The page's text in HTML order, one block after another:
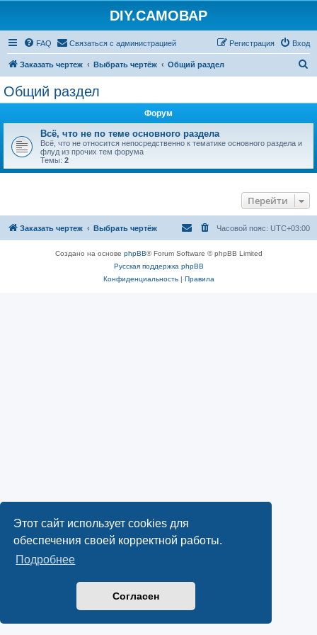
Этот сайт использует cookies для
обеспечения своей корректной работы.
Подробнее
Согласен
DIY.САМОВАР
FAQ Связаться с администрацией Вход
Регистрация
Заказать чертеж Выбрать чертёж Общий раздел
Общий раздел
Форум
Всё, что не по теме основного раздела
Всё, что не относится непосредственно к тематике основного раздела и
флуд из прочих тем форума
Темы: 2
Перейти
Заказать чертеж Выбрать чертёж Часовой пояс: UTC+03:00
Создано на основе phpBB® Forum Software © phpBB Limited
Русская поддержка phpBB
Конфиденциальность| Правила